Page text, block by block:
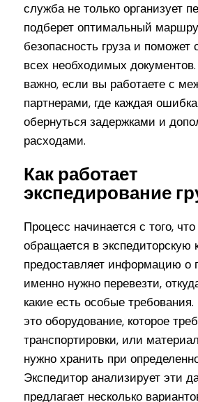
служба не только организует
подберет оптимальный
безопасность груза и
всех необходимых
важно, если вы работаете с
партнерами, где каждая
обернуться задержками и
расходами.
Как работает
экспедирование
Процесс начинается с того,
обращается в экспедиторскую
предоставляет информацию о
именно нужно перевезти,
какие есть особые
это оборудование, которое
транспортировки, или
нужно хранить при
Экспедитор анализирует эти
предлагает несколько